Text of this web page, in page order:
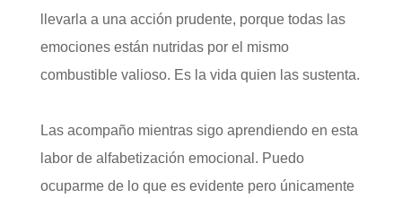
llevarla a una acción prudente, porque todas las
emociones están nutridas por el mismo
combustible valioso. Es la vida quien las sustenta.
Las acompaño mientras sigo aprendiendo en esta
labor de alfabetización emocional. Puedo
ocuparme de lo que es evidente pero únicamente